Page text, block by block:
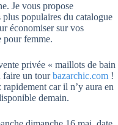
Je vous propose
populaires du catalogue
économiser sur vos
pour femme.
privée « maillots de bain
faire un tourbazarchic.com !
car il n’y aura en
demain.